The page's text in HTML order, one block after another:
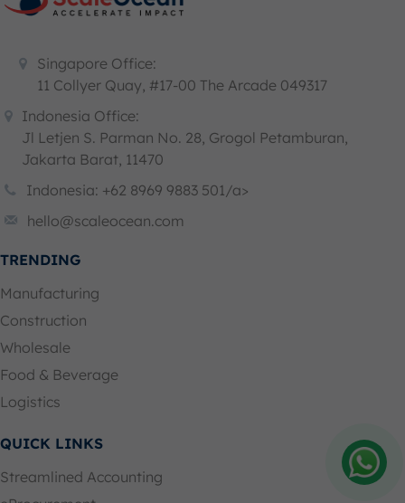
Singapore Office:
11 Collyer Quay, #17-00 The Arcade 049317
Indonesia Office:
Jl Letjen S. Parman No. 28, Grogol Petamburan,
Jakarta Barat, 11470
Indonesia: +62 8969 9883 501/a>
hello@scaleocean.com
TRENDING
Manufacturing
Construction
Wholesale
Food & Beverage
Logistics
QUICK LINKS
Streamlined Accounting